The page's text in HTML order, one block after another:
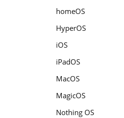
homeOS
HyperOS
iOS
iPadOS
MacOS
MagicOS
Nothing OS